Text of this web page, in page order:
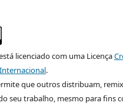
licenciado com uma Licença
.
que outros distribuam,
seu trabalho, mesmo para fins